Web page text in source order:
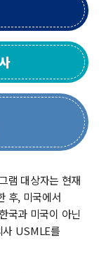
램 대상자는 현재
후, 미국에서
국과 미국이 아닌
사 USMLE를